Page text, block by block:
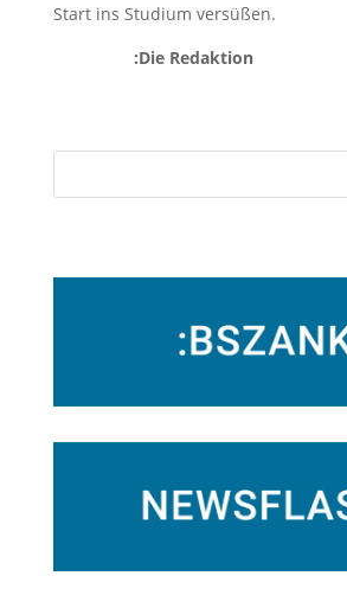
Start ins Studium versüßen.
:Die Redaktion